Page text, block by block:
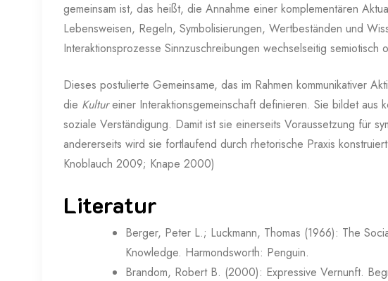
gemeinsam ist, das heißt, die Annahme einer komplementären
Lebensweisen, Regeln, Symbolisierungen, Wertbeständen und
Interaktionsprozesse Sinnzuschreibungen wechselseitig semiotisch
Dieses postulierte Gemeinsame, das im Rahmen kommunikativer
die Kultureiner Interaktionsgemeinschaft definieren. Sie bildet aus
soziale Verständigung. Damit ist sie einerseits Voraussetzung für
andererseits wird sie fortlaufend durch rhetorische Praxis
Knoblauch 2009; Knape 2000)
Literatur
Berger, Peter L.; Luckmann, Thomas (1966): The
Knowledge. Harmondsworth: Penguin.
Brandom, Robert B. (2000): Expressive Vernunft.